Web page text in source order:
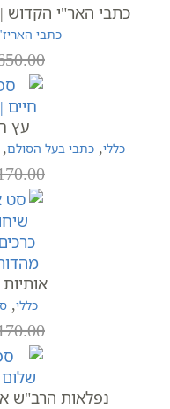
כתבי האר"י הקדוש | סט 15 כרכים
כתבי
עץ
כללי, כתבי בעל הסולם,
אותיות
כללי,
נפלאות הרב"ש